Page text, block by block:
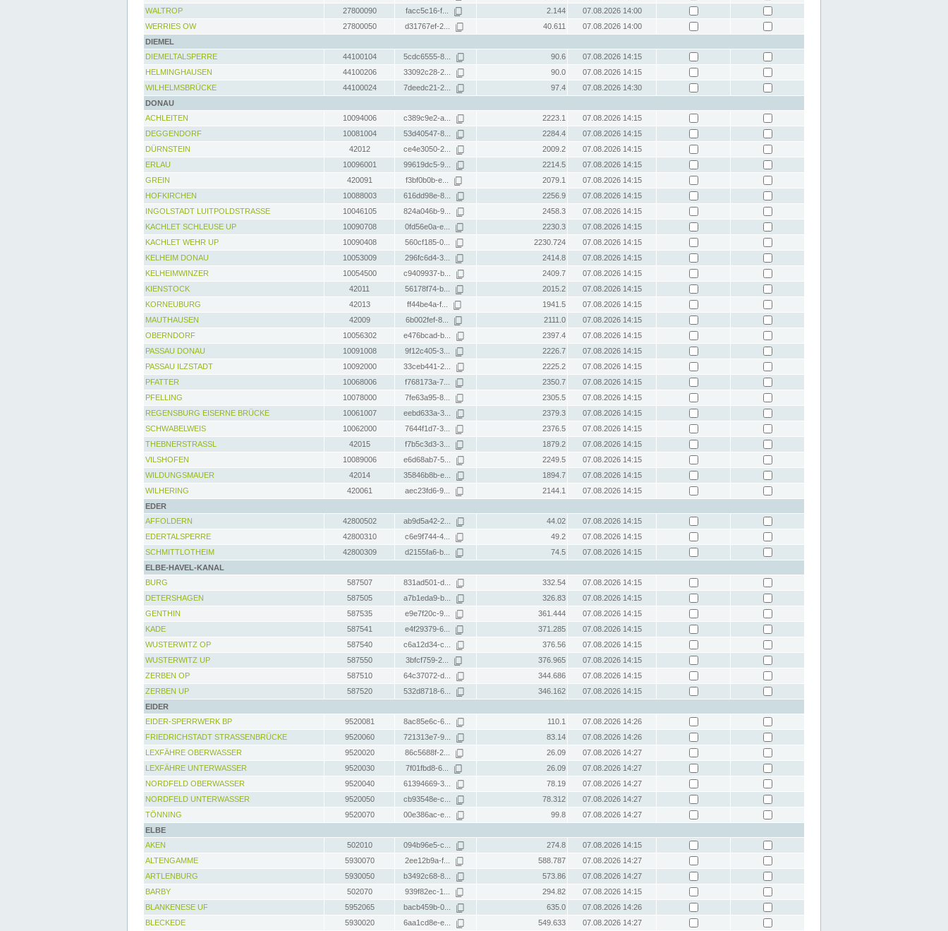
WALTROP
27800090 facc5c16-f... 2.144
07.08.2026 14:00
WERRIES OW
27800050 d31767ef-2... 40.611
07.08.2026 14:00
DIEMEL
DIEMELTALSPERRE
44100104 5cdc6555-8... 90.6
07.08.2026 14:15
HELMINGHAUSEN
44100206 33092c28-2... 90.0
07.08.2026 14:15
WILHELMSBRÜCKE
44100024 7deedc21-2... 97.4
07.08.2026 14:30
DONAU
ACHLEITEN
10094006 c389c9e2-a... 2223.1
07.08.2026 14:15
DEGGENDORF
10081004 53d40547-8... 2284.4
07.08.2026 14:15
DÜRNSTEIN
42012 ce4e3050-2... 2009.2
07.08.2026 14:15
ERLAU
10096001 99619dc5-9... 2214.5
07.08.2026 14:15
GREIN
420091 f3bf0b0b-e... 2079.1
07.08.2026 14:15
HOFKIRCHEN
10088003 616dd98e-8... 2256.9
07.08.2026 14:15
INGOLSTADT LUITPOLDSTRASSE
10046105 824a046b-9... 2458.3
07.08.2026 14:15
KACHLET SCHLEUSE UP
10090708 0fd56e0a-e... 2230.3
07.08.2026 14:15
KACHLET WEHR UP
10090408 560cf185-0... 2230.724
07.08.2026 14:15
KELHEIM DONAU
10053009 296fc6d4-3... 2414.8
07.08.2026 14:15
KELHEIMWINZER
10054500 c9409937-b... 2409.7
07.08.2026 14:15
KIENSTOCK
42011 56178f74-b... 2015.2
07.08.2026 14:15
KORNEUBURG
42013 ff44be4a-f... 1941.5
07.08.2026 14:15
MAUTHAUSEN
42009 6b002fef-8... 2111.0
07.08.2026 14:15
OBERNDORF
10056302 e476bcad-b... 2397.4
07.08.2026 14:15
PASSAU DONAU
10091008 9f12c405-3... 2226.7
07.08.2026 14:15
PASSAU ILZSTADT
10092000 33ceb441-2... 2225.2
07.08.2026 14:15
PFATTER
10068006 f768173a-7... 2350.7
07.08.2026 14:15
PFELLING
10078000 7fe63a95-8... 2305.5
07.08.2026 14:15
REGENSBURG EISERNE BRÜCKE
10061007 eebd633a-3... 2379.3
07.08.2026 14:15
SCHWABELWEIS
10062000 7644f1d7-3... 2376.5
07.08.2026 14:15
THEBNERSTRASSL
42015 f7b5c3d3-3... 1879.2
07.08.2026 14:15
VILSHOFEN
10089006 e6d68ab7-5... 2249.5
07.08.2026 14:15
WILDUNGSMAUER
42014 35846b8b-e... 1894.7
07.08.2026 14:15
WILHERING
420061 aec23fd6-9... 2144.1
07.08.2026 14:15
EDER
AFFOLDERN
42800502 ab9d5a42-2... 44.02
07.08.2026 14:15
EDERTALSPERRE
42800310 c6e9f744-4... 49.2
07.08.2026 14:15
SCHMITTLOTHEIM
42800309 d2155fa6-b... 74.5
07.08.2026 14:15
ELBE-HAVEL-KANAL
BURG
587507 831ad501-d... 332.54
07.08.2026 14:15
DETERSHAGEN
587505 a7b1eda9-b... 326.83
07.08.2026 14:15
GENTHIN
587535 e9e7f20c-9... 361.444
07.08.2026 14:15
KADE
587541 e4f29379-6... 371.285
07.08.2026 14:15
WUSTERWITZ OP
587540 c6a12d34-c... 376.56
07.08.2026 14:15
WUSTERWITZ UP
587550 3bfcf759-2... 376.965
07.08.2026 14:15
ZERBEN OP
587510 64c37072-d... 344.686
07.08.2026 14:15
ZERBEN UP
587520 532d8718-6... 346.162
07.08.2026 14:15
EIDER
EIDER-SPERRWERK BP
9520081 8ac85e6c-6... 110.1
07.08.2026 14:26
FRIEDRICHSTADT STRASSENBRÜCKE
9520060 721313e7-9... 83.14
07.08.2026 14:26
LEXFÄHRE OBERWASSER
9520020 86c5688f-2... 26.09
07.08.2026 14:27
LEXFÄHRE UNTERWASSER
9520030 7f01fbd8-6... 26.09
07.08.2026 14:27
NORDFELD OBERWASSER
9520040 61394669-3... 78.19
07.08.2026 14:27
NORDFELD UNTERWASSER
9520050 cb93548e-c... 78.312
07.08.2026 14:27
TÖNNING
9520070 00e386ac-e... 99.8
07.08.2026 14:27
ELBE
AKEN
502010 094b96e5-c... 274.8
07.08.2026 14:15
ALTENGAMME
5930070 2ee12b9a-f... 588.787
07.08.2026 14:27
ARTLENBURG
5930050 b3492c68-8... 573.86
07.08.2026 14:27
BARBY
502070 939f82ec-1... 294.82
07.08.2026 14:15
BLANKENESE UF
5952065 bacb459b-0... 635.0
07.08.2026 14:26
BLECKEDE
5930020 6aa1cd8e-e... 549.633
07.08.2026 14:27